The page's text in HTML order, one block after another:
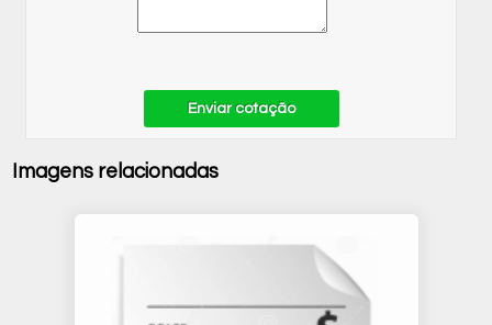
Enviar cotação
Imagens relacionadas